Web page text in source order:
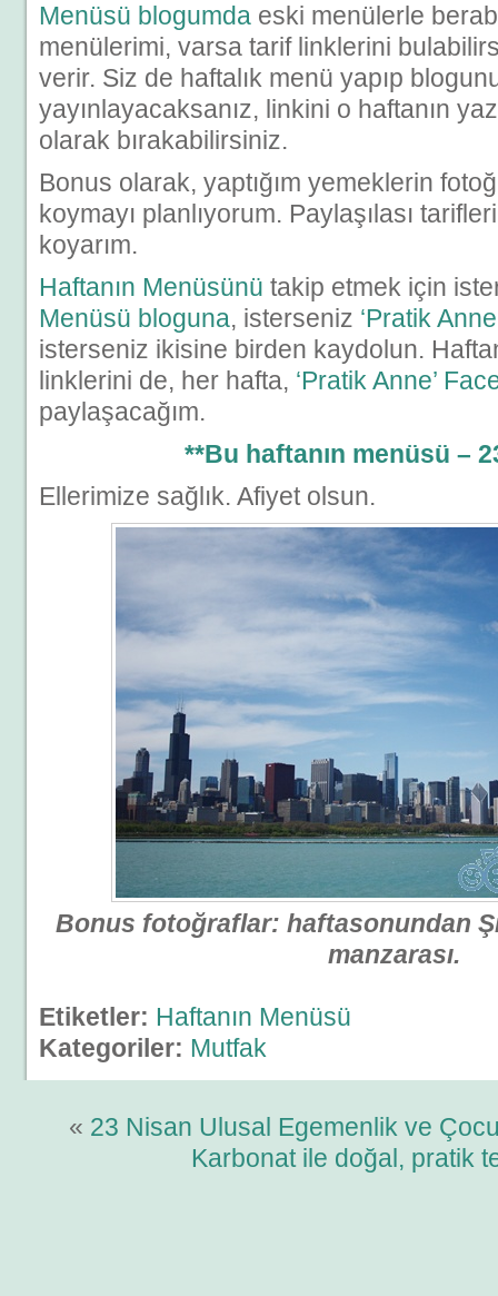
Menüsü blogumda eski menülerle
menülerimi, varsa tarif linklerini
verir. Siz de haftalık menü yapıp
yayınlayacaksanız, linkini o haftanın
olarak bırakabilirsiniz.
Bonus olarak, yaptığım yemeklerin
koymayı planlıyorum. Paylaşılası
koyarım.
Haftanın Menüsünü takip etmek için
Menüsü bloguna, isterseniz ‘Pratik
isterseniz ikisine birden kaydolun.
linklerini de, her hafta, ‘Pratik Anne’
paylaşacağım.
**Bu haftanın menüsü –
Ellerimize sağlık. Afiyet olsun.
Bonus fotoğraflar: haftasonundan
manzarası.
Etiketler: Haftanın Menüsü
Kategoriler: Mutfak
« 23 Nisan Ulusal Egemenlik ve
Karbonat ile doğal, pratik